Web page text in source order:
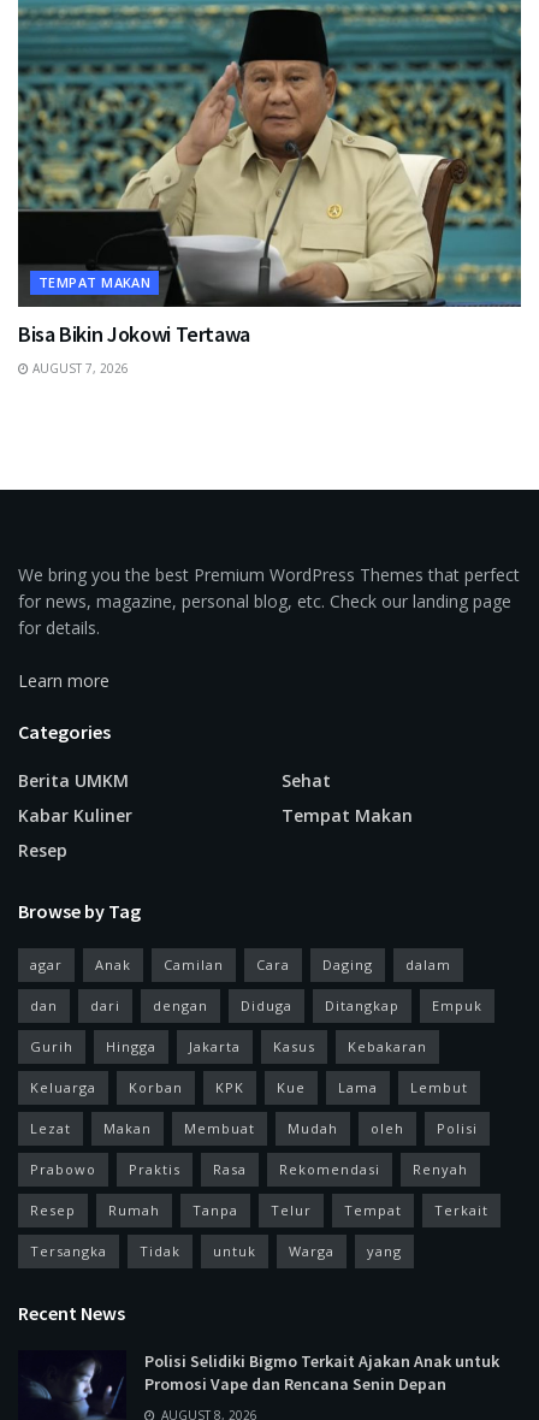
TEMPAT MAKAN
Bisa Bikin Jokowi Tertawa
AUGUST 7, 2026
We bring you the best Premium WordPress Themes that perfect
for news, magazine, personal blog, etc. Check our landing page
for details.
Learn more
Categories
Berita UMKM
Kabar Kuliner
Resep
Sehat
Tempat Makan
Browse by Tag
agar Anak Camilan Cara Daging dalam
dan dari dengan Diduga Ditangkap Empuk
Gurih Hingga Jakarta Kasus Kebakaran
Keluarga Korban KPK Kue Lama Lembut
Lezat Makan Membuat Mudah oleh Polisi
Prabowo Praktis Rasa Rekomendasi Renyah
Resep Rumah Tanpa Telur Tempat Terkait
Tersangka Tidak untuk Warga yang
Recent News
Polisi Selidiki Bigmo Terkait Ajakan Anak untuk
Promosi Vape dan Rencana Senin Depan
AUGUST 8, 2026